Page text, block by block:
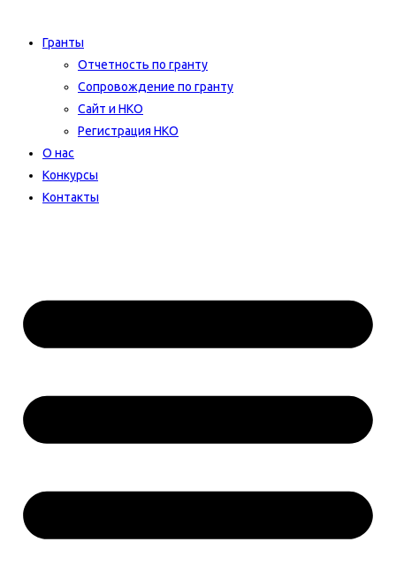
Гранты
Отчетность по гранту
Сопровождение по гранту
Сайт и НКО
Регистрация НКО
О нас
Конкурсы
Контакты